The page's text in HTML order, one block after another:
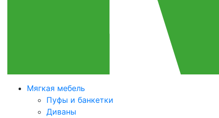
Мягкая мебель
Пуфы и банкетки
Диваны